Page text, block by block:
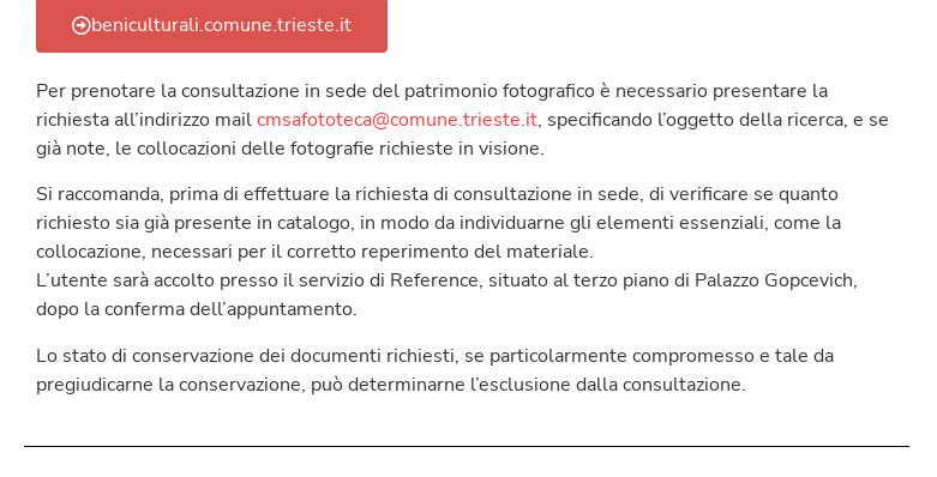
beniculturali.comune.trieste.it
Per prenotare la consultazione in sede del patrimonio fotografico è necessario presentare la
richiesta all’indirizzo mailcmsafototeca@comune.trieste.it, specificando l’oggetto della ricerca, e se
già note, le collocazioni delle fotografie richieste in visione.
Si raccomanda, prima di effettuare la richiesta di consultazione in sede, di verificare se quanto
richiesto sia già presente in catalogo, in modo da individuarne gli elementi essenziali, come la
collocazione, necessari per il corretto reperimento del materiale.
L’utente sarà accolto presso il servizio di Reference, situato al terzo piano di Palazzo Gopcevich,
dopo la conferma dell’appuntamento.
Lo stato di conservazione dei documenti richiesti, se particolarmente compromesso e tale da
pregiudicarne la conservazione, può determinarne l’esclusione dalla consultazione.